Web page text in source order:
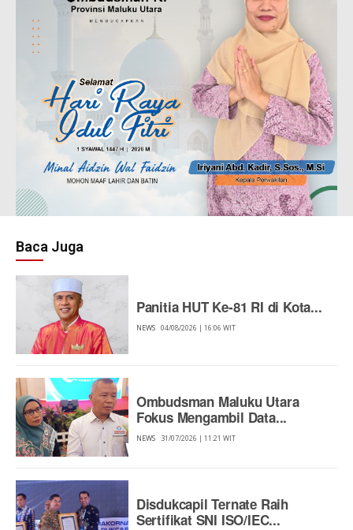
Baca Juga
Panitia HUT Ke-81 RI di Kota...
NEWS 04/08/2026 | 16:06 WIT
Ombudsman Maluku Utara
Fokus Mengambil Data...
NEWS 31/07/2026 | 11:21 WIT
Disdukcapil Ternate Raih
Sertifikat SNI ISO/IEC...